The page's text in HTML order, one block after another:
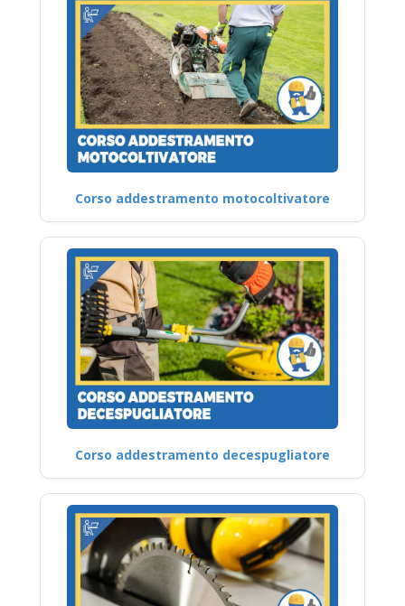
Corso addestramento motocoltivatore
Corso addestramento decespugliatore